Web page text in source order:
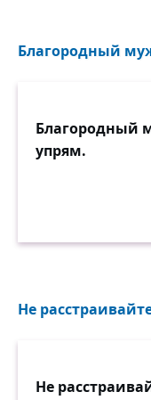
Благородный
Благородный
упрям.
Не
Не